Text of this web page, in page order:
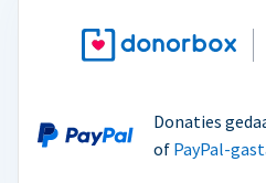
Donaties
of PayPal-